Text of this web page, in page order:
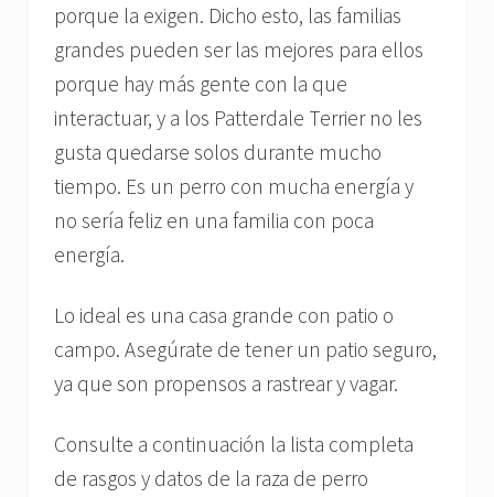
porque la exigen. Dicho esto, las familias
grandes pueden ser las mejores para ellos
porque hay más gente con la que
interactuar, y a los Patterdale Terrier no les
gusta quedarse solos durante mucho
tiempo. Es un perro con mucha energía y
no sería feliz en una familia con poca
energía.
Lo ideal es una casa grande con patio o
campo. Asegúrate de tener un patio seguro,
ya que son propensos a rastrear y vagar.
Consulte a continuación la lista completa
de rasgos y datos de la raza de perro